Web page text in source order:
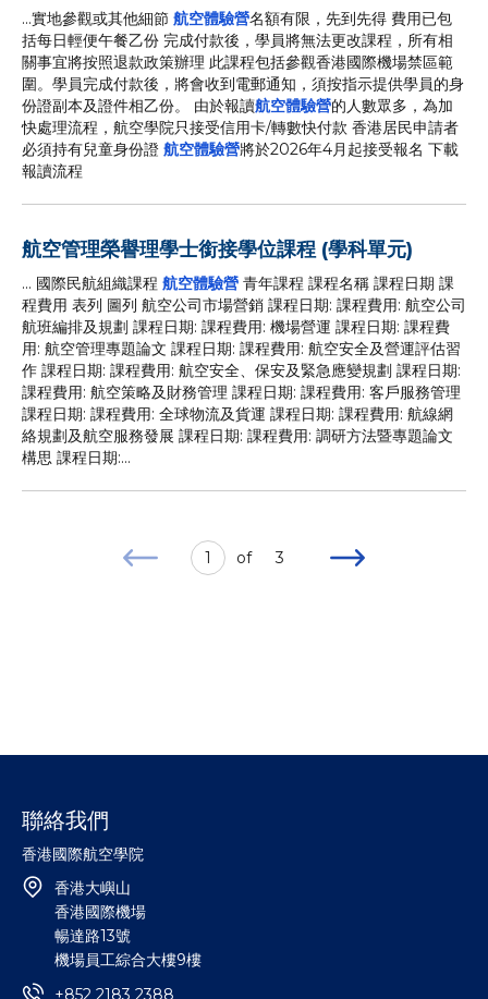
...實地參觀或其他細節 航空體驗營名額有限，先到先得 費用已包
括每日輕便午餐乙份 完成付款後，學員將無法更改課程，所有相
關事宜將按照退款政策辦理 此課程包括參觀香港國際機場禁區範
圍。學員完成付款後，將會收到電郵通知，須按指示提供學員的身
份證副本及證件相乙份。 由於報讀航空體驗營的人數眾多，為加
快處理流程，航空學院只接受信用卡/轉數快付款 香港居民申請者
必須持有兒童身份證 航空體驗營將於2026年4月起接受報名 下載
報讀流程
航空管理榮譽理學士銜接學位課程 (學科單元)
... 國際民航組織課程 航空體驗營 青年課程 課程名稱 課程日期 課
程費用 表列 圖列 航空公司市場營銷 課程日期: 課程費用: 航空公司
航班編排及規劃 課程日期: 課程費用: 機場營運 課程日期: 課程費
用: 航空管理專題論文 課程日期: 課程費用: 航空安全及營運評估習
作 課程日期: 課程費用: 航空安全、保安及緊急應變規劃 課程日期:
課程費用: 航空策略及財務管理 課程日期: 課程費用: 客戶服務管理
課程日期: 課程費用: 全球物流及貨運 課程日期: 課程費用: 航線網
絡規劃及航空服務發展 課程日期: 課程費用: 調研方法暨專題論文
構思 課程日期:...
1 of 3
聯絡我們
香港國際航空學院
香港大嶼山
香港國際機場
暢達路13號
機場員工綜合大樓9樓
+852 2183 2388